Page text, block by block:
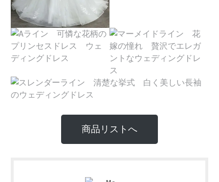
商品リストへ